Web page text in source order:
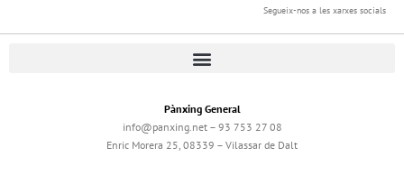
Segueix-nos a les xarxes socials
Pànxing General
info@panxing.net – 93 753 27 08
Enric Morera 25, 08339 – Vilassar de Dalt